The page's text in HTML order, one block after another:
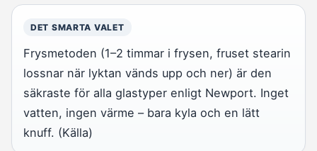
DET SMARTA VALET
Frysmetoden (1–2 timmar i frysen, fruset stearin
lossnar när lyktan vänds upp och ner) är den
säkraste för alla glastyper enligt Newport. Inget
vatten, ingen värme – bara kyla och en lätt
knuff. (Källa)